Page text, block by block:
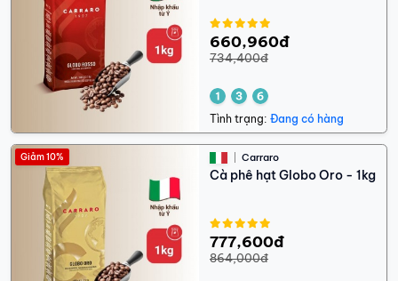
660,960đ
734,400đ
Tình trạng: Đang có hàng
Carraro
Cà phê hạt Globo Oro - 1kg
777,600đ
864,000đ
Giảm 10%